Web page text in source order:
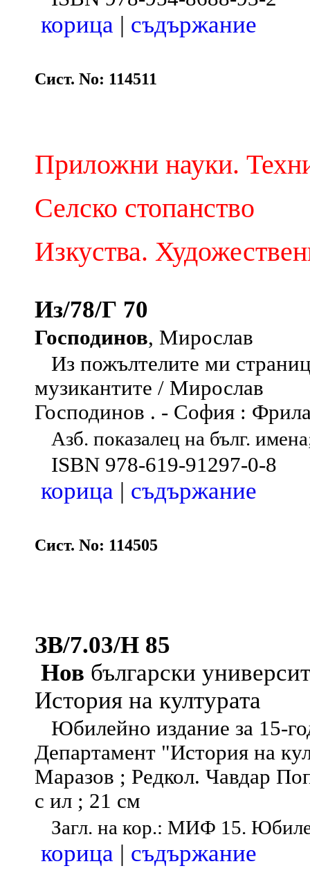
корица | съдържание
Сист. No: 114511
Приложни науки.
Селско стопанство
Изкуства.
Из/78/Г 70
Господинов, Мирослав
Из пожълтелите ми
музикантите / Мирослав
Господинов . - София :
Азб. показалец на бълг.
ISBN 978-619-91297-0-8
корица | съдържание
Сист. No: 114505
ЗВ/7.03/Н 85
Нов български
История на културата
Юбилейно издание за 15-
Департамент "История на
Маразов ; Редкол. Чавдар
с ил ; 21 см
Загл. на кор.: МИФ 15.
корица | съдържание